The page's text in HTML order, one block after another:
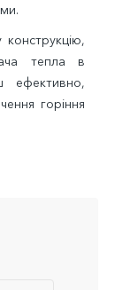
конструкцію,
тепла в
ефективно,
горіння